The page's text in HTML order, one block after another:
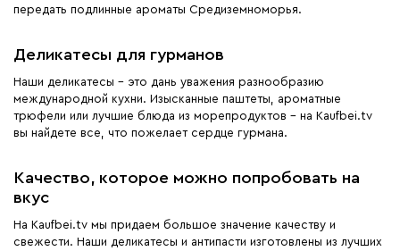
передать подлинные ароматы Средиземноморья.
Деликатесы для гурманов
Наши деликатесы - это дань уважения разнообразию
международной кухни. Изысканные паштеты, ароматные
трюфели или лучшие блюда из морепродуктов - на Kaufbei.tv
вы найдете все, что пожелает сердце гурмана.
Качество, которое можно попробовать на
вкус
На Kaufbei.tv мы придаем большое значение качеству и
свежести. Наши деликатесы и антипасти изготовлены из лучших